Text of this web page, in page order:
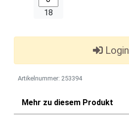
18
Login
Artikelnummer: 253394
Mehr zu diesem Produkt